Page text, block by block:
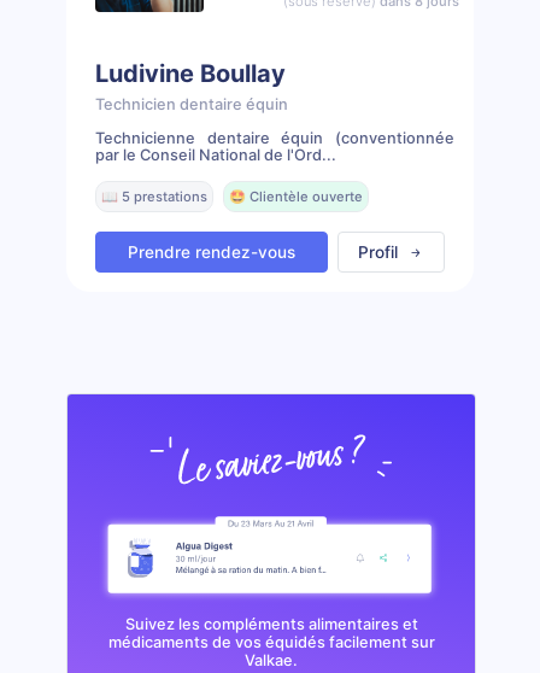
Ludivine Boullay
Technicien dentaire équin
Technicienne dentaire équin (conventionnée
par le Conseil National de l'Ord...
📖 5 prestations 🤩 Clientèle ouverte
Prendre rendez-vous Profil
Suivez les compléments alimentaires et
médicaments de vos équidés facilement sur
Valkae.